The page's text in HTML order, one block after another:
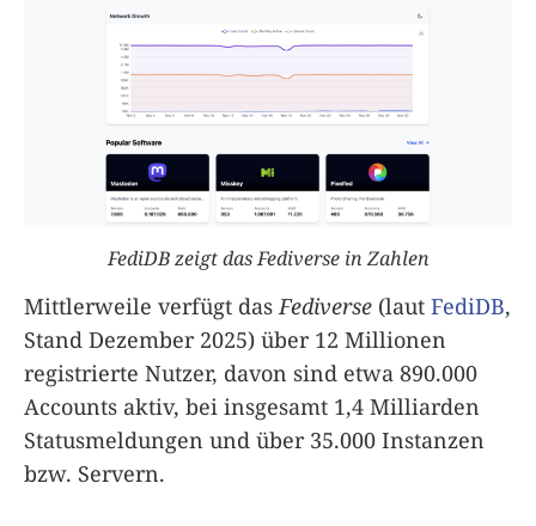
FediDB zeigt das Fediverse in Zahlen
Mittlerweile verfügt das Fediverse (laut FediDB,
Stand Dezember 2025) über 12 Millionen
registrierte Nutzer, davon sind etwa 890.000
Accounts aktiv, bei insgesamt 1,4 Milliarden
Statusmeldungen und über 35.000 Instanzen
bzw. Servern.